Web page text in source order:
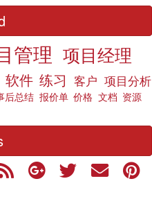
管理 项目经理
软件 练习 客户 项目分析
后总结 报价单 价格 文档 资源